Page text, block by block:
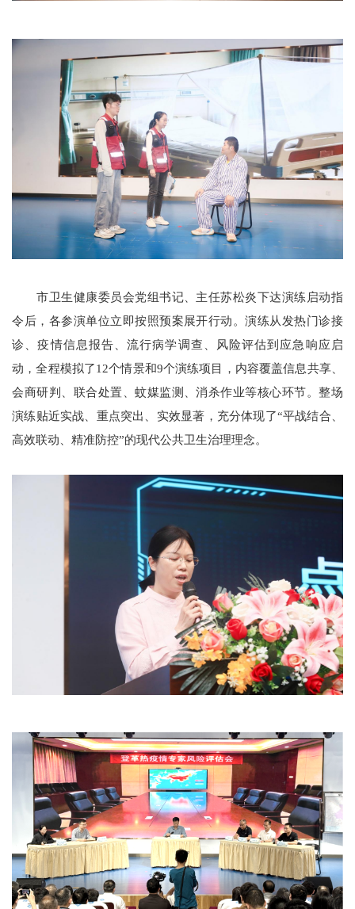
市卫生健康委员会党组书记、主任苏松炎下达演练启动指
令后，各参演单位立即按照预案展开行动。演练从发热门诊接
诊、疫情信息报告、流行病学调查、风险评估到应急响应启
动，全程模拟了12个情景和9个演练项目，内容覆盖信息共享、
会商研判、联合处置、蚊媒监测、消杀作业等核心环节。整场
演练贴近实战、重点突出、实效显著，充分体现了“平战结合、
高效联动、精准防控”的现代公共卫生治理理念。